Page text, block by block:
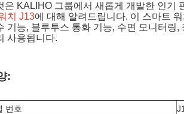
은 KALIHO 그룹에서 새롭게 개발한 인기
치 J13에 대해 알려드립니다. 이 스마트
기능, 블루투스 통화 기능, 수면 모니터링
사용됩니다.
:
번호